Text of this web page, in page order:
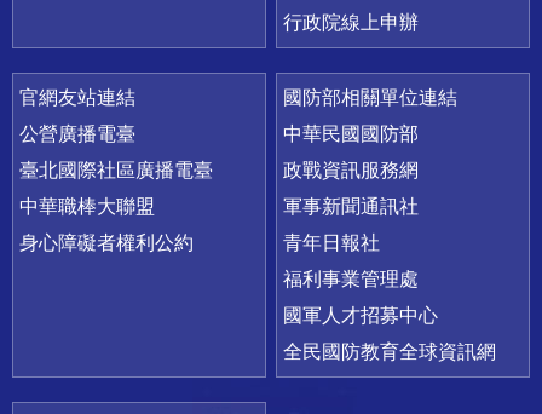
行政院線上申辦
官網友站連結
公營廣播電臺
臺北國際社區廣播電臺
中華職棒大聯盟
身心障礙者權利公約
國防部相關單位連結
中華民國國防部
政戰資訊服務網
軍事新聞通訊社
青年日報社
福利事業管理處
國軍人才招募中心
全民國防教育全球資訊網